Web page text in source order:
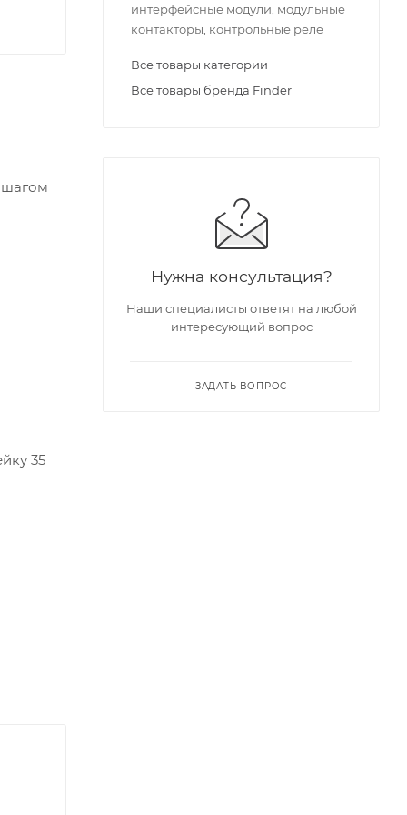
шагом
35
интерфейсные модули, модульные
контакторы, контрольные реле
Все товары категории
Все товары бренда Finder
Нужна консультация?
Наши специалисты ответят на любой
интересующий вопрос
ЗАДАТЬ ВОПРОС